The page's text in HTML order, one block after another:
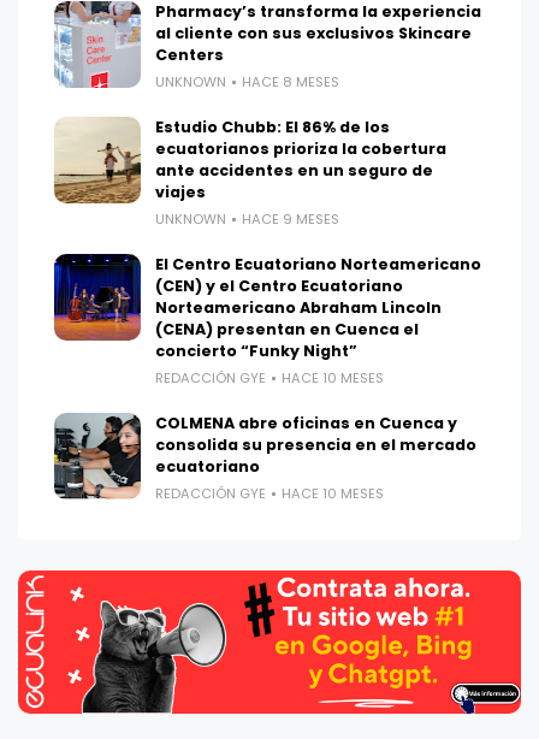
Pharmacy’s transforma la experiencia
al cliente con sus exclusivos Skincare
Centers
UNKNOWN HACE 8 MESES
Estudio Chubb: El 86% de los
ecuatorianos prioriza la cobertura
ante accidentes en un seguro de
viajes
UNKNOWN HACE 9 MESES
El Centro Ecuatoriano Norteamericano
(CEN) y el Centro Ecuatoriano
Norteamericano Abraham Lincoln
(CENA) presentan en Cuenca el
concierto “Funky Night”
REDACCIÓN GYE HACE 10 MESES
COLMENA abre oficinas en Cuenca y
consolida su presencia en el mercado
ecuatoriano
REDACCIÓN GYE HACE 10 MESES